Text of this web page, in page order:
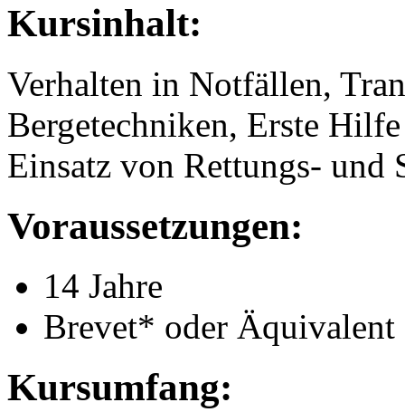
Kursinhalt:
Verhalten in Notfällen,
Bergetechniken, Erste
Einsatz von Rettungs- und
Voraussetzungen:
14 Jahre
Brevet* oder Äquivalent
Kursumfang: